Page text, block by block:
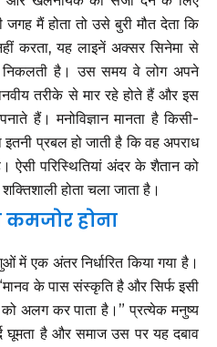
मैं होता तो उसे बुरी मौत देता कि
करता, यह लाइनें अक्सर सिनेमा से
निकलती है। उस समय वे लोग अपने
तरीके से मार रहे होते हैं और इस
हैं। मनोविज्ञान मानता है किसी-
प्रबल हो जाती है कि वह अपराध
ऐसी परिस्थितियां अंदर के शैतान को
होता चला जाता है।
कमजोर होना
में एक अंतर निर्धारित किया गया है।
के पास संस्कृति है और सिर्फ इसी
अलग कर पाता है।” प्रत्येक मनुष्य
घूमता है और समाज उस पर यह दबाव